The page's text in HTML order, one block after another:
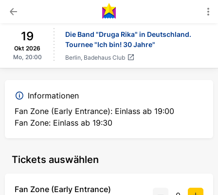
19
Okt 2026
Mo, 20:00
Die Band "Druga Rika" in Deutschland.
Tournee "Ich bin! 30 Jahre"
Berlin, Badehaus Club
Informationen
Fan Zone (Early Entrance): Einlass ab 19:00
Fan Zone: Einlass ab 19:30
Tickets auswählen
Fan Zone (Early Entrance)